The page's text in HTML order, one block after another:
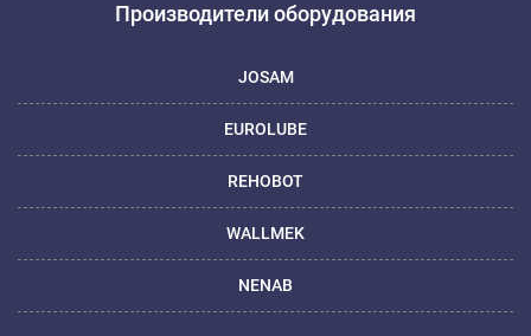
Производители оборудования
JOSAM
EUROLUBE
REHOBOT
WALLMEK
NENAB